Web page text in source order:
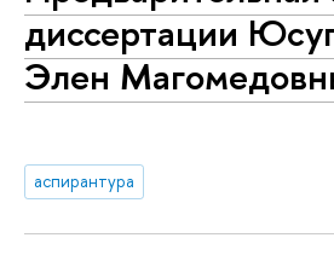
диссертации
Элен
аспирантура